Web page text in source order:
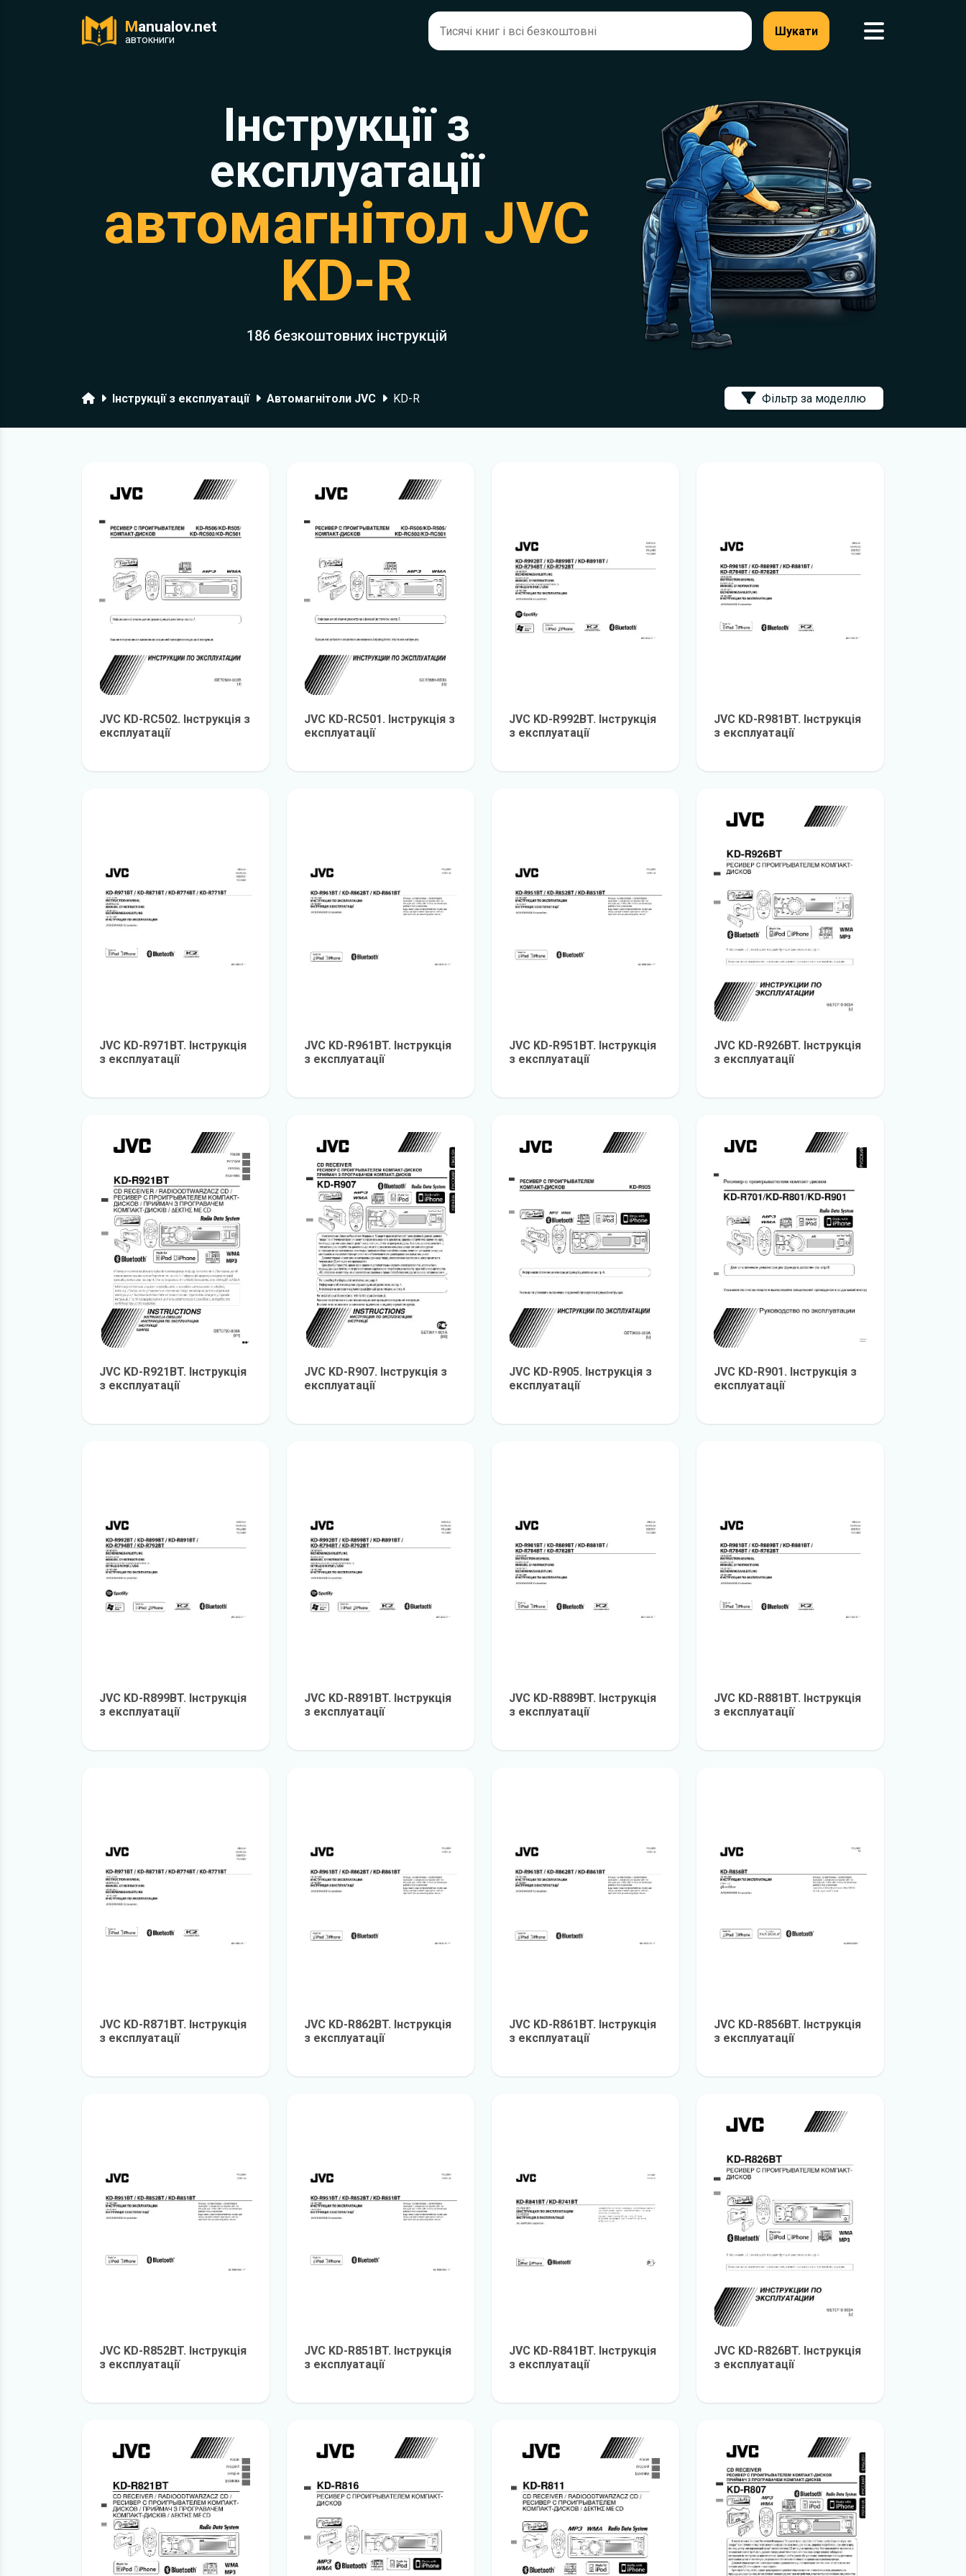
Manualov.net
автокниги
Шукати
Інструкції з
експлуатації
автомагнітол JVC
KD-R
186 безкоштовних інструкцій
ГоловнаІнструкції з експлуатації Автомагнітоли JVC KD-R Фільтр за моделлю
JVC KD-RC502. Інструкція з
експлуатації
JVC KD-RC501. Інструкція з
експлуатації
JVC KD-R992BT. Інструкція
з експлуатації
JVC KD-R981BT. Інструкція
з експлуатації
JVC KD-R971BT. Інструкція
з експлуатації
JVC KD-R961BT. Інструкція
з експлуатації
JVC KD-R951BT. Інструкція
з експлуатації
JVC KD-R926BT. Інструкція
з експлуатації
JVC KD-R921BT. Інструкція
з експлуатації
JVC KD-R907. Інструкція з
експлуатації
JVC KD-R905. Інструкція з
експлуатації
JVC KD-R901. Інструкція з
експлуатації
JVC KD-R899BT. Інструкція
з експлуатації
JVC KD-R891BT. Інструкція
з експлуатації
JVC KD-R889BT. Інструкція
з експлуатації
JVC KD-R881BT. Інструкція
з експлуатації
JVC KD-R871BT. Інструкція
з експлуатації
JVC KD-R862BT. Інструкція
з експлуатації
JVC KD-R861BT. Інструкція
з експлуатації
JVC KD-R856BT. Інструкція
з експлуатації
JVC KD-R852BT. Інструкція
з експлуатації
JVC KD-R851BT. Інструкція
з експлуатації
JVC KD-R841BT. Інструкція
з експлуатації
JVC KD-R826BT. Інструкція
з експлуатації